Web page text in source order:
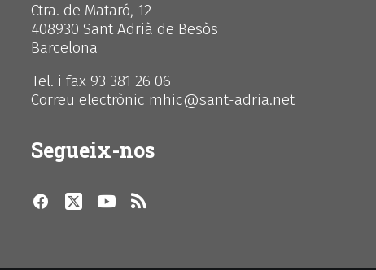
Ctra. de Mataró, 12
408930 Sant Adrià de Besòs
Barcelona
Tel. i fax 93 381 26 06
Correu electrònic mhic@sant-adria.net
Segueix-nos